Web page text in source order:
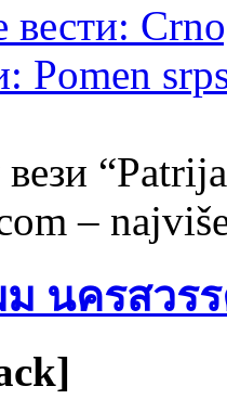
вести:
Pomen
вези
–
นครสวร